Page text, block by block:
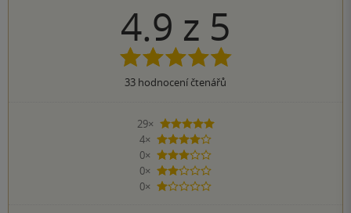
4.9 z 5
33 hodnocení čtenářů
29×
5 hvězdiček
4×
4 hvězdičky
0×
3 hvězdičky
0×
2 hvězdičky
0×
1 hvezdička